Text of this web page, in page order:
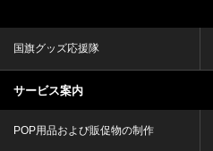
国旗グッズ応援隊
サービス案内
POP用品および販促物の制作